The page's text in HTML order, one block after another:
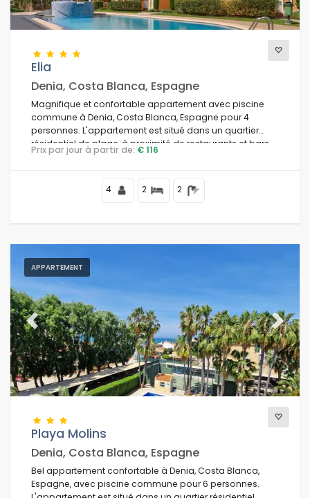
Elia
Denia, Costa Blanca, Espagne
Magnifique et confortable appartement avec piscine
commune à Denia, Costa Blanca, Espagne pour 4
personnes. L'appartement est situé dans un quartier
résidentiel de plage, à proximité de restaurants et bars,
boutiques et supermarchés, à 500 m de la plage de
Prix par jour à partir de: € 116
4 2 2
APPARTEMENT
Previous Next
Playa Molins
Denia, Costa Blanca, Espagne
Bel appartement confortable à Denia, Costa Blanca,
Espagne, avec piscine commune pour 6 personnes.